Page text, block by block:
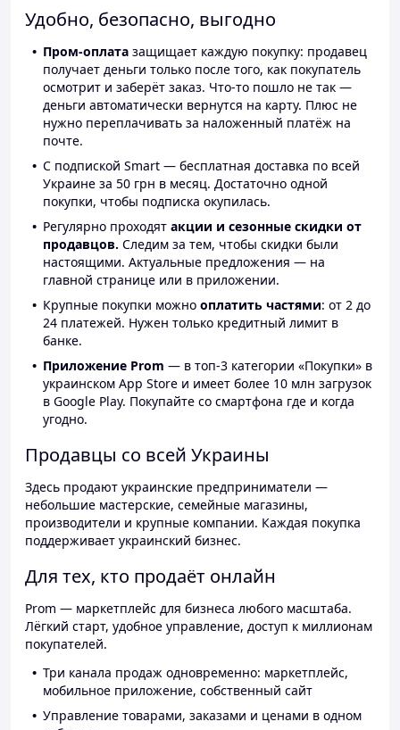
Удобно, безопасно, выгодно
Пром-оплата защищает каждую покупку: продавец
получает деньги только после того, как покупатель
осмотрит и заберёт заказ. Что-то пошло не так —
деньги автоматически вернутся на карту. Плюс не
нужно переплачивать за наложенный платёж на
почте.
С подпиской Smart — бесплатная доставка по всей
Украине за 50 грн в месяц. Достаточно одной
покупки, чтобы подписка окупилась.
Регулярно проходят акции и сезонные скидки от
продавцов. Следим за тем, чтобы скидки были
настоящими. Актуальные предложения — на
главной странице или в приложении.
Крупные покупки можно оплатить частями: от 2 до
24 платежей. Нужен только кредитный лимит в
банке.
Приложение Prom — в топ-3 категории «Покупки» в
украинском App Store и имеет более 10 млн загрузок
в Google Play. Покупайте со смартфона где и когда
угодно.
Продавцы со всей Украины
Здесь продают украинские предприниматели —
небольшие мастерские, семейные магазины,
производители и крупные компании. Каждая покупка
поддерживает украинский бизнес.
Для тех, кто продаёт онлайн
Prom — маркетплейс для бизнеса любого масштаба.
Лёгкий старт, удобное управление, доступ к миллионам
покупателей.
Три канала продаж одновременно: маркетплейс,
мобильное приложение, собственный сайт
Управление товарами, заказами и ценами в одном